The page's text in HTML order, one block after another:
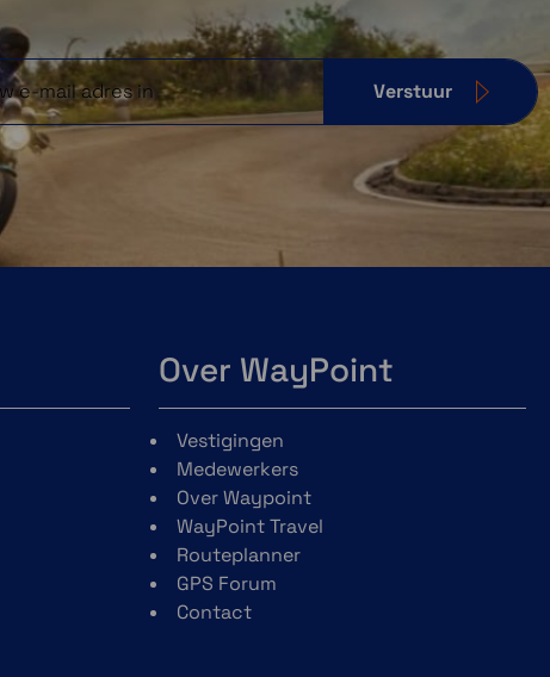
Verstuur
Over WayPoint
Vestigingen
Medewerkers
Over Waypoint
WayPoint Travel
Routeplanner
GPS Forum
Contact